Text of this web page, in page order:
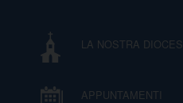
LA NOSTRA DIOCESI
APPUNTAMENTI